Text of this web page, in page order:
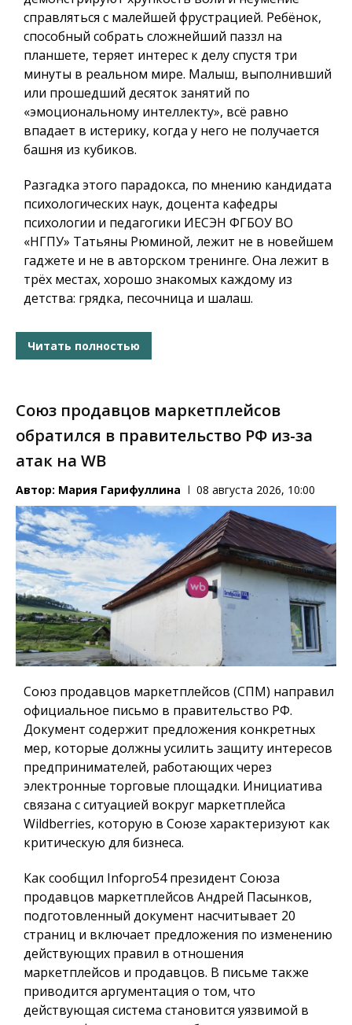
справляться с малейшей фрустрацией. Ребёнок,
способный собрать сложнейший паззл на
планшете, теряет интерес к делу спустя три
минуты в реальном мире. Малыш, выполнивший
или прошедший десяток занятий по
«эмоциональному интеллекту», всё равно
впадает в истерику, когда у него не получается
башня из кубиков.
Разгадка этого парадокса, по мнению кандидата
психологических наук, доцента кафедры
психологии и педагогики ИЕСЭН ФГБОУ ВО
«НГПУ» Татьяны Рюминой, лежит не в новейшем
гаджете и не в авторском тренинге. Она лежит в
трёх местах, хорошо знакомых каждому из
детства: грядка, песочница и шалаш.
Читать полностью
Союз продавцов маркетплейсов
обратился в правительство РФ из-за
атак на WB
Автор: Мария Гарифуллина 08 августа 2026, 10:00
Союз продавцов маркетплейсов (СПМ) направил
официальное письмо в правительство РФ.
Документ содержит предложения конкретных
мер, которые должны усилить защиту интересов
предпринимателей, работающих через
электронные торговые площадки. Инициатива
связана с ситуацией вокруг маркетплейса
Wildberries, которую в Союзе характеризуют как
критическую для бизнеса.
Как сообщил Infopro54президент Союза
продавцов маркетплейсов Андрей Пасынков,
подготовленный документ насчитывает 20
страниц и включает предложения по изменению
действующих правил в отношения
маркетплейсов и продавцов. В письме также
приводится аргументация о том, что
действующая система становится уязвимой в